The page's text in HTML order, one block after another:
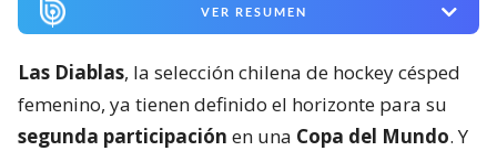
VER RESUMEN
Las Diablas, la selección chilena de hockey césped
femenino, ya tienen definido el horizonte para su
segunda participación en una Copa del Mundo. Y